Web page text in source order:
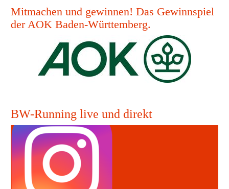
Mitmachen und gewinnen! Das Gewinnspiel
der AOK Baden-Württemberg.
BW-Running live und direkt